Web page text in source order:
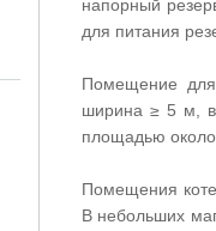
напорный
для питания
Помещение для
ширина ≥ 5 м,
площадью
Помещения
В небольших